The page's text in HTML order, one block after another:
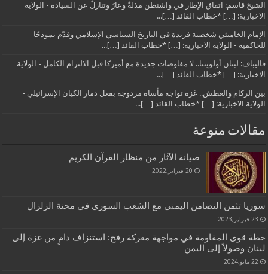
الشيخ قاسم: اتفاق الإطار في واشنطن مذلةٌ وعارٌ وتنازلٌ عن السيادة - الولاية
الاخبارية: […] *خطاب القائد […]...
الإمام الخامنئي شخصية فريدة في التاريخ السياسي الإسلامي وقدّم نموذجًا
للحاكمية - الولاية الاخبارية: […] *خطاب القائد […]...
قاليباف: لبنان أولويتنا.. لا مفاوضات جديدة مع أميركا قبل الالتزام الكامل - الولاية
الاخبارية: […] *خطاب القائد […]...
بين الركام والعطش.. غزة تواجه مأساة مزدوجة بفعل دمار الكيان الإسرائيلي -
الولاية الاخبارية: […] *خطاب القائد […]...
مقالات منوعة
صيانة الآثار من منظار القرآن الكريم
20 فبراير,2022
سوريا تثمن التضامن اليمني مع الشعب السوري في محنة الزلزال
23 فبراير,2023
خطة قوى المقاومة في مواجهة معركة رفح: استنزاف دامٍ من غزة إلى
لبنان وصولاً إلى اليمن
22 مايو,2024